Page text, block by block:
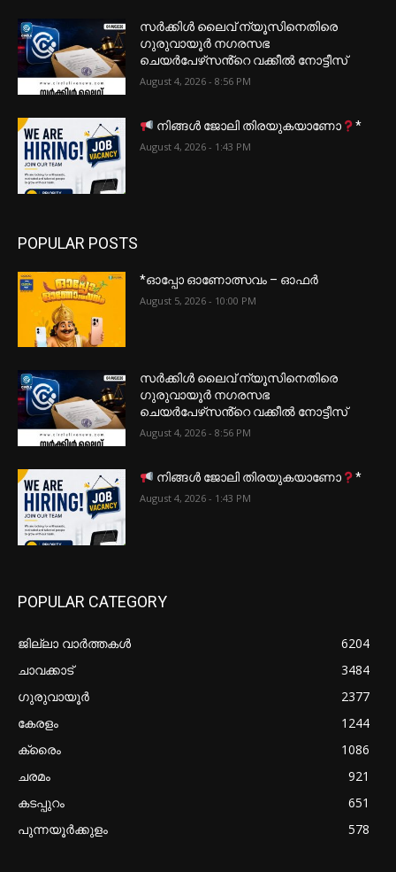
സർക്കിൾ ലൈവ് ന്യൂസിനെതിരെ
ഗുരുവായൂർ നഗരസഭ
ചെയർപേഴ്‌സൻ്റെ വക്കീൽ നോട്ടീസ്
August 4, 2026 - 8:56 PM
നിങ്ങൾ ജോലി തിരയുകയാണോ *
August 4, 2026 - 1:43 PM
POPULAR POSTS
*ഓപ്പോ ഓണോത്സവം – ഓഫർ
August 5, 2026 - 10:00 PM
സർക്കിൾ ലൈവ് ന്യൂസിനെതിരെ
ഗുരുവായൂർ നഗരസഭ
ചെയർപേഴ്‌സൻ്റെ വക്കീൽ നോട്ടീസ്
August 4, 2026 - 8:56 PM
നിങ്ങൾ ജോലി തിരയുകയാണോ *
August 4, 2026 - 1:43 PM
POPULAR CATEGORY
ജില്ലാ വാർത്തകൾ
6204
ചാവക്കാട്
3484
ഗുരുവായൂർ
2377
കേരളം
1244
ക്രൈം
1086
ചരമം
921
കടപ്പുറം
651
പുന്നയൂർക്കുളം
578